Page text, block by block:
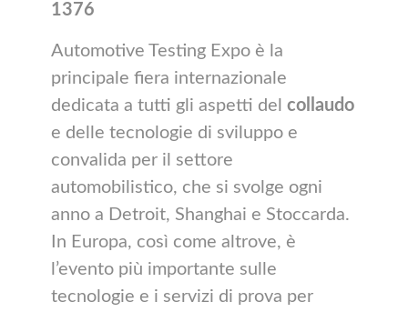
1376
Automotive Testing Expo è la
principale fiera internazionale
dedicata a tutti gli aspetti del collaudo
e delle tecnologie di sviluppo e
convalida per il settore
automobilistico, che si svolge ogni
anno a Detroit, Shanghai e Stoccarda.
In Europa, così come altrove, è
l’evento più importante sulle
tecnologie e i servizi di prova per